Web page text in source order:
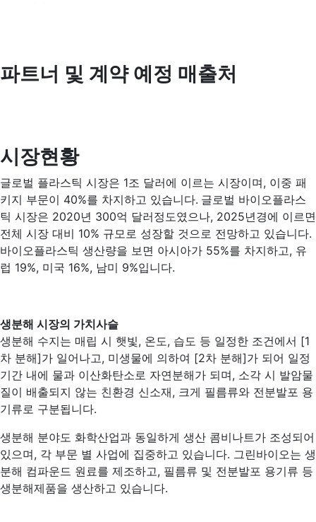
파트너 및 계약 예정 매출처
시장현황
글로벌 플라스틱 시장은 1조 달러에 이르는 시장이며, 이중 패
키지 부문이 40%를 차지하고 있습니다. 글로벌 바이오플라스
틱 시장은 2020년 300억 달러정도였으나, 2025년경에 이르면
전체 시장 대비 10% 규모로 성장할 것으로 전망하고 있습니다.
바이오플라스틱 생산량을 보면 아시아가 55%를 차지하고, 유
럽 19%, 미국 16%, 남미 9%입니다.
생분해 시장의 가치사슬
생분해 수지는 매립 시 햇빛, 온도, 습도 등 일정한 조건에서 [1
차 분해]가 일어나고, 미생물에 의하여 [2차 분해]가 되어 일정
기간 내에 물과 이산화탄소로 자연분해가 되며, 소각 시 발암물
질이 배출되지 않는 친환경 신소재, 크게 필름류와 전분발포 용
기류로 구분됩니다.
생분해 분야도 화학산업과 동일하게 생산 콤비나트가 조성되어
있으며, 각 부문 별 사업에 집중하고 있습니다. 그린바이오는 생
분해 컴파운드 원료를 제조하고, 필름류 및 전분발포 용기류 등
생분해제품을 생산하고 있습니다.